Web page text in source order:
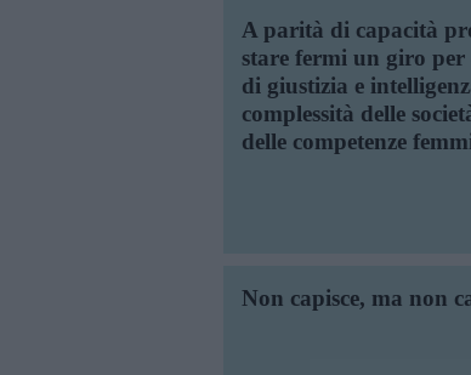
A parità di capacità
stare fermi un giro per
di giustizia e
complessità delle
delle competenze
Non capisce, ma non